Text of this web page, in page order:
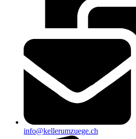
info@kellerumzuege.ch